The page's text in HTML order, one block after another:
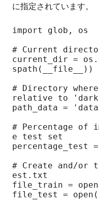
に指定されています。
import glob, os
# Current
current_dir =
spath(__file__))
# Directory
relative to
path_data =
# Percentage of
e test set
percentage_test
# Create and/or
est.txt
file_train =
file_test =